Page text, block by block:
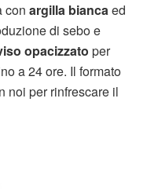
con argilla biancaed
di sebo e
opacizzato per
a 24 ore. Il formato
noi per rinfrescare il